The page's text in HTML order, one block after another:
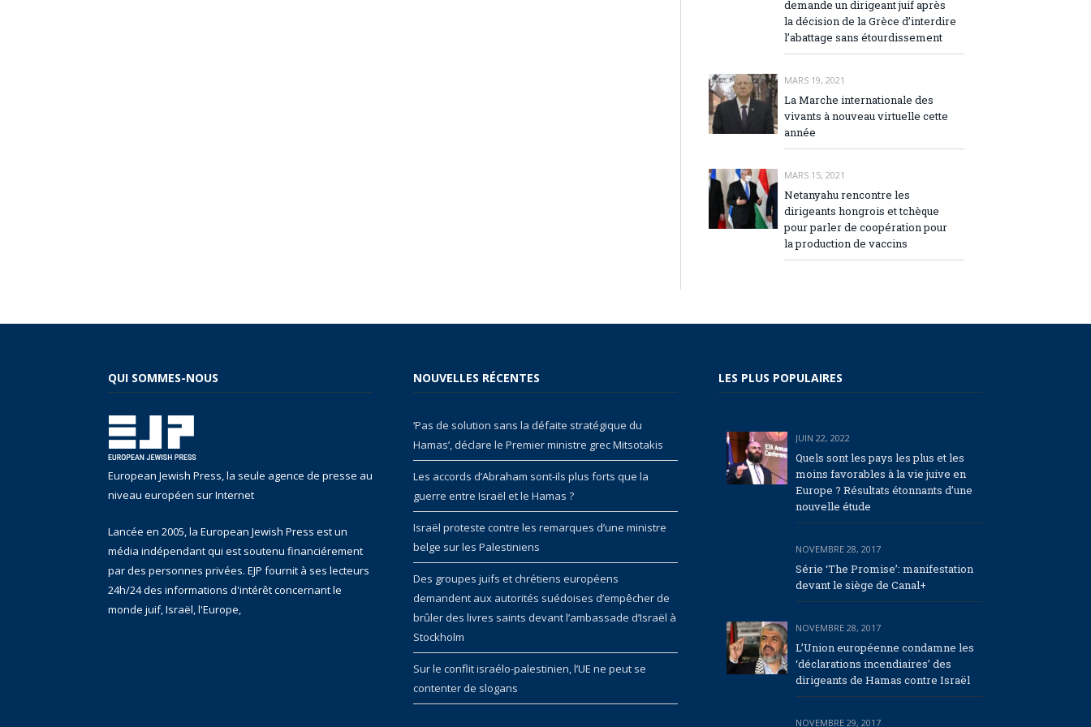
demande un dirigeant juif après
la décision de la Grèce d’interdire
l’abattage sans étourdissement
MARS 19, 2021
La Marche internationale des
vivants à nouveau virtuelle cette
année
MARS 15, 2021
Netanyahu rencontre les
dirigeants hongrois et tchèque
pour parler de coopération pour
la production de vaccins
QUI SOMMES-NOUS
European Jewish Press, la seule agence de presse au
niveau européen sur Internet
Lancée en 2005, la European Jewish Press est un
média indépendant qui est soutenu financiérement
par des personnes privées. EJP fournit à ses lecteurs
24h/24 des informations d'intérêt concernant le
monde juif, Israël, l'Europe,
NOUVELLES RÉCENTES
‘Pas de solution sans la défaite stratégique du
Hamas’, déclare le Premier ministre grec Mitsotakis
Les accords d’Abraham sont-ils plus forts que la
guerre entre Israël et le Hamas ?
Israël proteste contre les remarques d’une ministre
belge sur les Palestiniens
Des groupes juifs et chrétiens européens
demandent aux autorités suédoises d’empêcher de
brûler des livres saints devant l’ambassade d’Israël à
Stockholm
Sur le conflit israélo-palestinien, l’UE ne peut se
contenter de slogans
LES PLUS POPULAIRES
JUIN 22, 2022
Quels sont les pays les plus et les
moins favorables à la vie juive en
Europe ? Résultats étonnants d’une
nouvelle étude
NOVEMBRE 28, 2017
Série ‘The Promise’: manifestation
devant le siège de Canal+
NOVEMBRE 28, 2017
L’Union européenne condamne les
‘déclarations incendiaires’ des
dirigeants de Hamas contre Israël
NOVEMBRE 29, 2017